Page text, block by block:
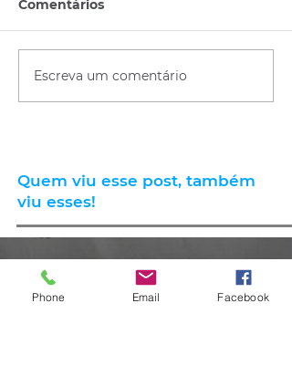
Comentários
Escreva um comentário
Quem viu esse post, também
viu esses!
há 7 horas 2 min de leitura
Phone Email Facebook